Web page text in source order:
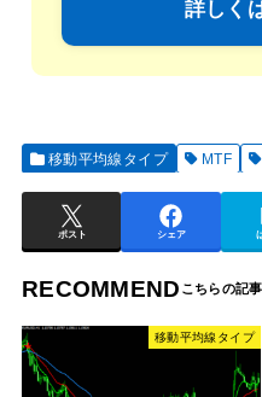
詳しく
移動平均線タイプ MTF
ポスト シェア
RECOMMEND
移動平均線タイプ